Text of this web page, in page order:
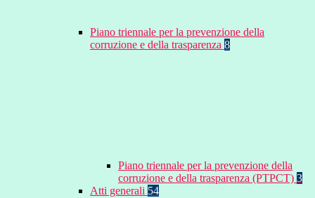
Piano triennale per la prevenzione della
corruzione e della trasparenza 8
Piano triennale per la prevenzione della
corruzione e della trasparenza (PTPCT) 3
Atti generali 54